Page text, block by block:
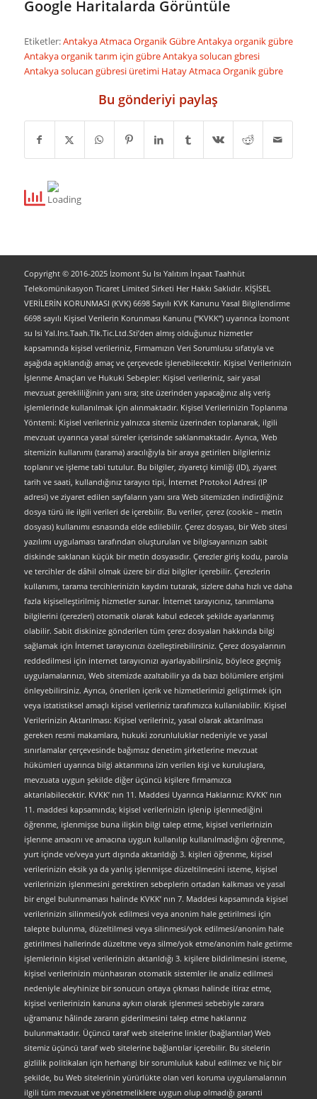
Google Haritalarda Görüntüle
Etiketler:Antakya Atmaca Organik GübreAntakya organik gübre
Antakya organik tarım için gübreAntakya solucan gbresi
Antakya solucan gübresi üretimi Hatay Atmaca Organik gübre
Bu gönderiyi paylaş
Copyright © 2016-2025 İzomont Su Isı Yalıtım İnşaat Taahhüt
Telekomünikasyon Ticaret Limited Sirketi Her Hakkı Saklıdır. KİŞİSEL
VERİLERİN KORUNMASI (KVK) 6698 Sayılı KVK Kanunu Yasal Bilgilendirme
6698 sayılı Kişisel Verilerin Korunması Kanunu (“KVKK”) uyarınca İzomont
su Isi Yal.Ins.Taah.Tlk.Tic.Ltd.Sti’den almış olduğunuz hizmetler
kapsamında kişisel verileriniz, Firmamızın Veri Sorumlusu sıfatıyla ve
aşağıda açıklandığı amaç ve çerçevede işlenebilecektir. Kişisel Verilerinizin
İşlenme Amaçları ve Hukuki Sebepler: Kişisel verileriniz, sair yasal
mevzuat gerekliliğinin yanı sıra; site üzerinden yapacağınız alış veriş
işlemlerinde kullanılmak için alınmaktadır. Kişisel Verilerinizin Toplanma
Yöntemi: Kişisel verileriniz yalnızca sitemiz üzerinden toplanarak, ilgili
mevzuat uyarınca yasal süreler içerisinde saklanmaktadır. Ayrıca, Web
sitemizin kullanımı (tarama) aracılığıyla bir araya getirilen bilgileriniz
toplanır ve işleme tabi tutulur. Bu bilgiler, ziyaretçi kimliği (ID), ziyaret
tarih ve saati, kullandığınız tarayıcı tipi, İnternet Protokol Adresi (IP
adresi) ve ziyaret edilen sayfaların yanı sıra Web sitemizden indirdiğiniz
dosya türü ile ilgili verileri de içerebilir. Bu veriler, çerez (cookie – metin
dosyası) kullanımı esnasında elde edilebilir. Çerez dosyası, bir Web sitesi
yazılımı uygulaması tarafından oluşturulan ve bilgisayarınızın sabit
diskinde saklanan küçük bir metin dosyasıdır. Çerezler giriş kodu, parola
ve tercihler de dâhil olmak üzere bir dizi bilgiler içerebilir. Çerezlerin
kullanımı, tarama tercihlerinizin kaydını tutarak, sizlere daha hızlı ve daha
fazla kişiselleştirilmiş hizmetler sunar. İnternet tarayıcınız, tanımlama
bilgilerini (çerezleri) otomatik olarak kabul edecek şekilde ayarlanmış
olabilir. Sabit diskinize gönderilen tüm çerez dosyaları hakkında bilgi
sağlamak için İnternet tarayıcınızı özelleştirebilirsiniz. Çerez dosyalarının
reddedilmesi için internet tarayıcınızı ayarlayabilirsiniz, böylece geçmiş
uygulamalarınızı, Web sitemizde azaltabilir ya da bazı bölümlere erişimi
önleyebilirsiniz. Ayrıca, önerilen içerik ve hizmetlerimizi geliştirmek için
veya istatistiksel amaçlı kişisel verileriniz tarafımızca kullanılabilir. Kişisel
Verilerinizin Aktarılması: Kişisel verileriniz, yasal olarak aktarılması
gereken resmi makamlara, hukuki zorunluluklar nedeniyle ve yasal
sınırlamalar çerçevesinde bağımsız denetim şirketlerine mevzuat
hükümleri uyarınca bilgi aktarımına izin verilen kişi ve kuruluşlara,
mevzuata uygun şekilde diğer üçüncü kişilere firmamızca
aktarılabilecektir. KVKK’ nın 11. Maddesi Uyarınca Haklarınız: KVKK’ nın
11. maddesi kapsamında; kişisel verilerinizin işlenip işlenmediğini
öğrenme, işlenmişse buna ilişkin bilgi talep etme, kişisel verilerinizin
işlenme amacını ve amacına uygun kullanılıp kullanılmadığını öğrenme,
yurt içinde ve/veya yurt dışında aktarıldığı 3. kişileri öğrenme, kişisel
verilerinizin eksik ya da yanlış işlenmişse düzeltilmesini isteme, kişisel
verilerinizin işlenmesini gerektiren sebeplerin ortadan kalkması ve yasal
bir engel bulunmaması halinde KVKK’ nın 7. Maddesi kapsamında kişisel
verilerinizin silinmesi/yok edilmesi veya anonim hale getirilmesi için
talepte bulunma, düzeltilmesi veya silinmesi/yok edilmesi/anonim hale
getirilmesi hallerinde düzeltme veya silme/yok etme/anonim hale getirme
işlemlerinin kişisel verilerinizin aktarıldığı 3. kişilere bildirilmesini isteme,
kişisel verilerinizin münhasıran otomatik sistemler ile analiz edilmesi
nedeniyle aleyhinize bir sonucun ortaya çıkması halinde itiraz etme,
kişisel verilerinizin kanuna aykırı olarak işlenmesi sebebiyle zarara
uğramanız hâlinde zararın giderilmesini talep etme haklarınız
bulunmaktadır. Üçüncü taraf web sitelerine linkler (bağlantılar) Web
sitemiz üçüncü taraf web sitelerine bağlantılar içerebilir. Bu sitelerin
gizlilik politikaları için herhangi bir sorumluluk kabul edilmez ve hiç bir
şekilde, bu Web sitelerinin yürürlükte olan veri koruma uygulamalarının
ilgili tüm mevzuat ve yönetmeliklere uygun olup olmadığı garanti